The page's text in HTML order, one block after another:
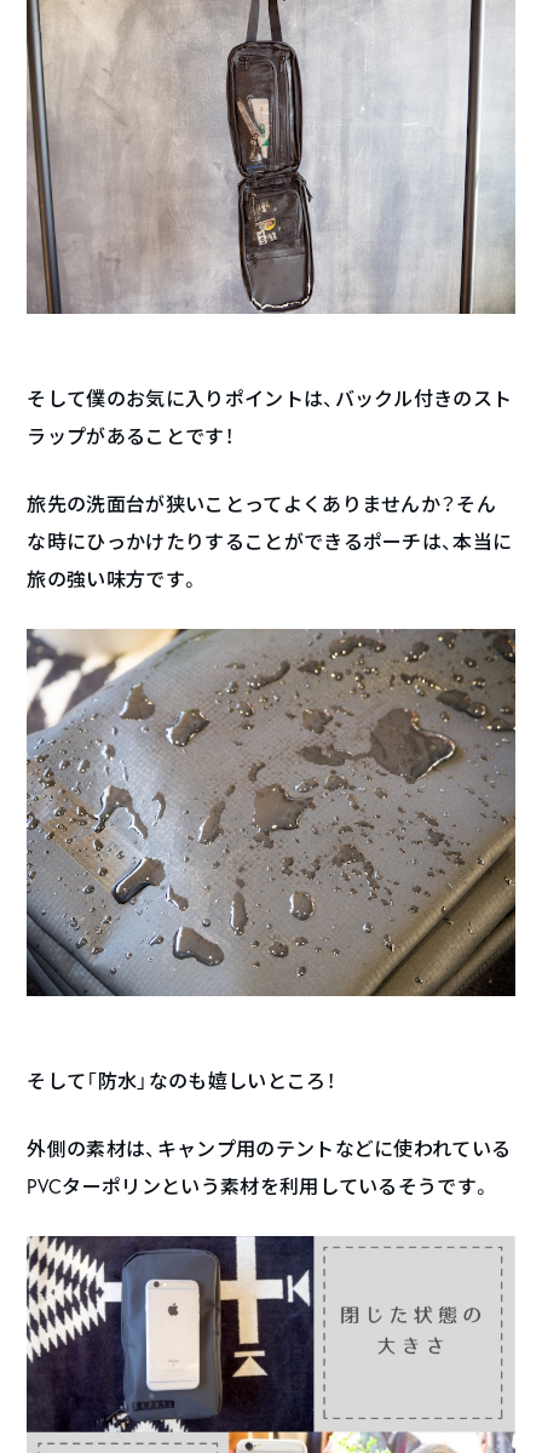
そして僕のお気に入りポイントは、バックル付きのスト
ラップがあることです！
旅先の洗面台が狭いことってよくありませんか？そん
な時にひっかけたりすることができるポーチは、本当に
旅の強い味方です。
そして「防水」なのも嬉しいところ！
外側の素材は、キャンプ用のテントなどに使われている
PVCターポリンという素材を利用しているそうです。